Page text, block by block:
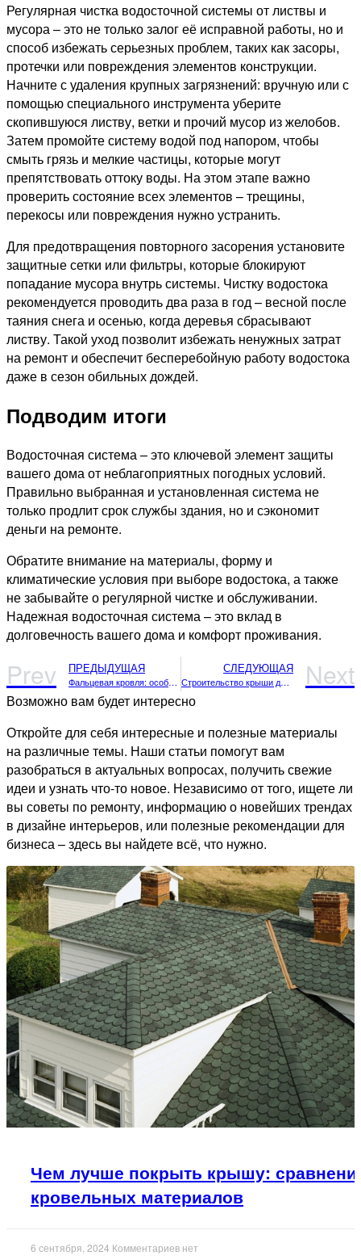
Регулярная чистка водосточной системы от листвы и
мусора – это не только залог её исправной работы, но и
способ избежать серьезных проблем, таких как засоры,
протечки или повреждения элементов конструкции.
Начните с удаления крупных загрязнений: вручную или с
помощью специального инструмента уберите
скопившуюся листву, ветки и прочий мусор из желобов.
Затем промойте систему водой под напором, чтобы
смыть грязь и мелкие частицы, которые могут
препятствовать оттоку воды. На этом этапе важно
проверить состояние всех элементов – трещины,
перекосы или повреждения нужно устранить.
Для предотвращения повторного засорения установите
защитные сетки или фильтры, которые блокируют
попадание мусора внутрь системы. Чистку водостока
рекомендуется проводить два раза в год – весной после
таяния снега и осенью, когда деревья сбрасывают
листву. Такой уход позволит избежать ненужных затрат
на ремонт и обеспечит бесперебойную работу водостока
даже в сезон обильных дождей.
Подводим итоги
Водосточная система – это ключевой элемент защиты
вашего дома от неблагоприятных погодных условий.
Правильно выбранная и установленная система не
только продлит срок службы здания, но и сэкономит
деньги на ремонте.
Обратите внимание на материалы, форму и
климатические условия при выборе водостока, а также
не забывайте о регулярной чистке и обслуживании.
Надежная водосточная система – это вклад в
долговечность вашего дома и комфорт проживания.
Prev ПРЕДЫДУЩАЯ
Фальцевая кровля: особенности монтажа
СЛЕДУЮЩАЯ
Строительство крыши для бревенчатого дома Next
Возможно вам будет интересно
Откройте для себя интересные и полезные материалы
на различные темы. Наши статьи помогут вам
разобраться в актуальных вопросах, получить свежие
идеи и узнать что-то новое. Независимо от того, ищете ли
вы советы по ремонту, информацию о новейших трендах
в дизайне интерьеров, или полезные рекомендации для
бизнеса – здесь вы найдете всё, что нужно.
Чем лучше покрыть крышу:
кровельных материалов
6 сентября, 2024 Комментариев нет